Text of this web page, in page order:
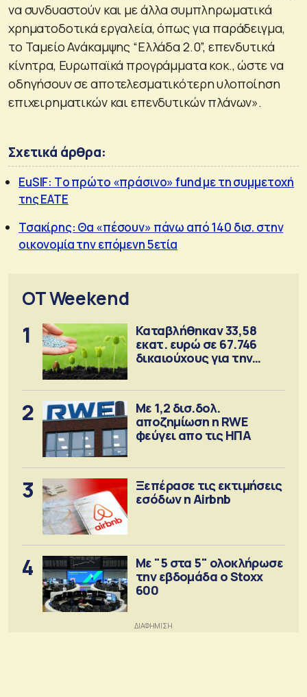
να συνδυαστούν και με άλλα συμπληρωματικά
χρηματοδοτικά εργαλεία, όπως για παράδειγμα,
το Ταμείο Ανάκαμψης “Ελλάδα 2.0”, επενδυτικά
κίνητρα, Ευρωπαϊκά προγράμματα κοκ., ώστε να
οδηγήσουν σε αποτελεσματικότερη υλοποίηση
επιχειρηματικών και επενδυτικών πλάνων».
Σχετικά άρθρα:
EuSIF: Τo πρώτο «πράσινο» fund με τη συμμετοχή
της ΕΑΤΕ
Τσακίρης: Θα «πέσουν» πάνω από 140 δισ. στην
οικονομία την επόμενη 5ετία
OT Weekend
1
Καταβλήθηκαν 33,58
εκατ. ευρώ σε 67.746
δικαιούχους για την
2
Με 1,2 δισ.δολ.
αποζημίωση η RWE
φεύγει απο τις ΗΠΑ
3
Ξεπέρασε τις εκτιμήσεις
εσόδων η Airbnb
4
Με "5 στα 5" ολοκλήρωσε
την εβδομάδα ο Stoxx
600